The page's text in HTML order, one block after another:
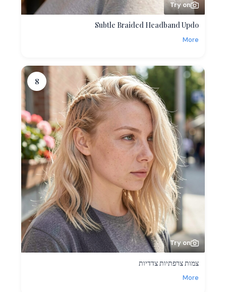
Try on
Subtle Braided Headband Updo
More
8
Try on
צמות צרפתיות צדדיות
More